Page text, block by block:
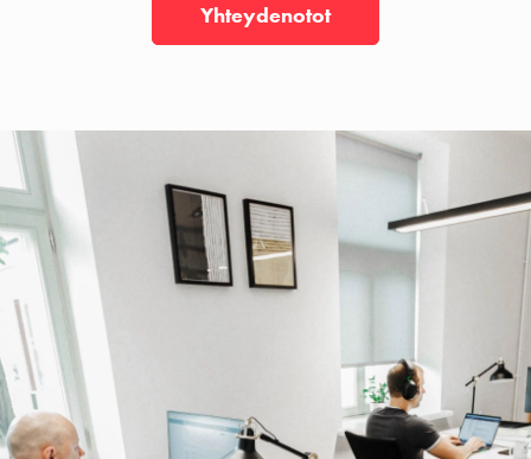
Yhteydenotot